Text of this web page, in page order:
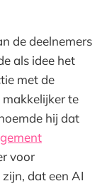
de deelnemers
als idee het
met de
te
hij dat
voor
dat een AI